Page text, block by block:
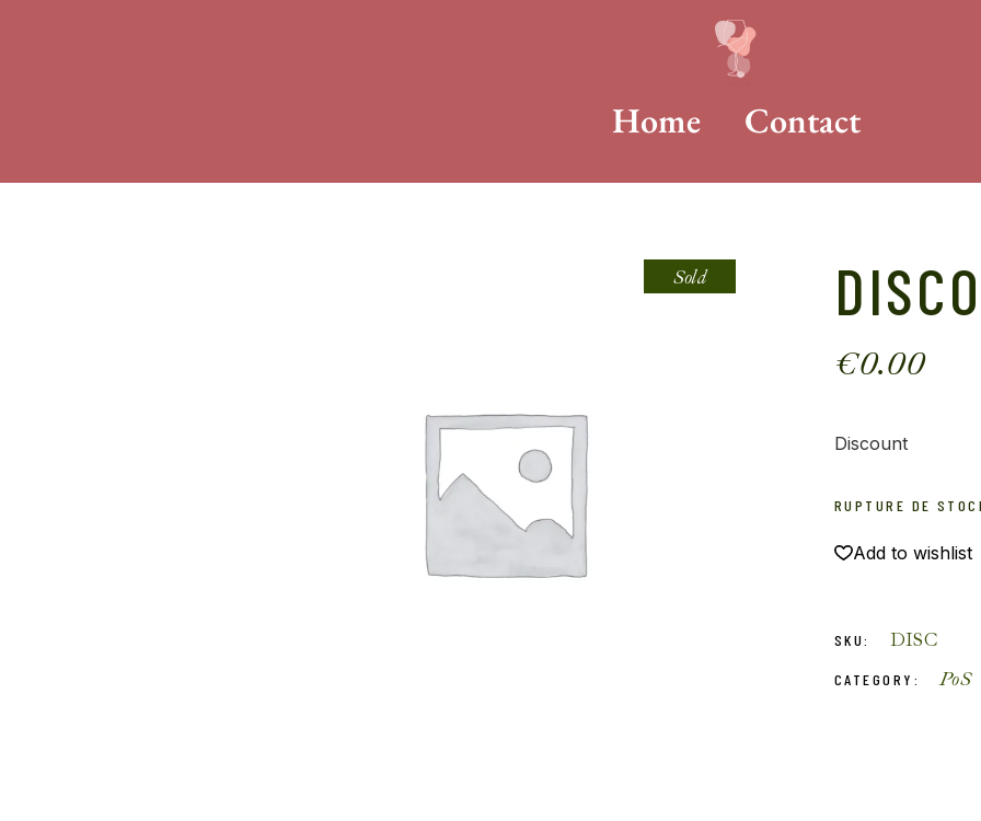
Home Contact
Sold
€0.00
Discount
RUPTURE DE
Add to wishlist
SKU: DISC
CATEGORY: PoS